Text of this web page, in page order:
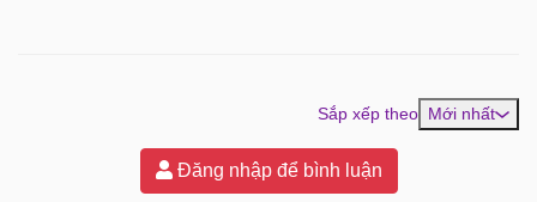
Sắp xếp theo Mới nhất
Đăng nhập để bình luận